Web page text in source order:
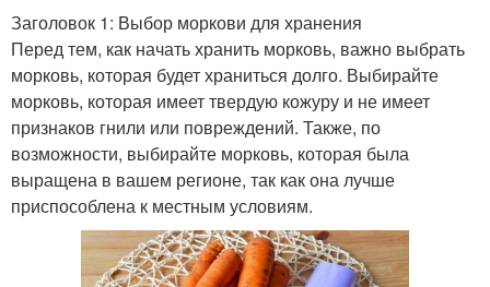
Заголовок 1: Выбор моркови для хранения
Перед тем, как начать хранить морковь, важно выбрать
морковь, которая будет храниться долго. Выбирайте
морковь, которая имеет твердую кожуру и не имеет
признаков гнили или повреждений. Также, по
возможности, выбирайте морковь, которая была
выращена в вашем регионе, так как она лучше
приспособлена к местным условиям.